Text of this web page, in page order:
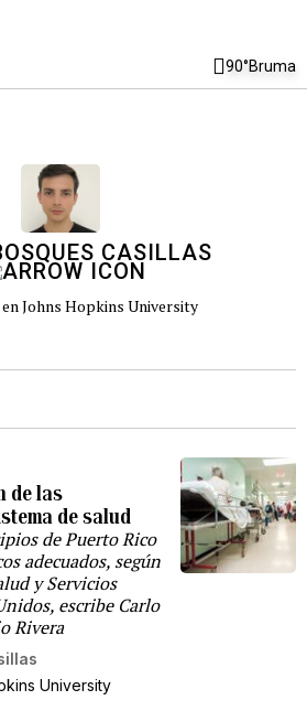
90°Bruma
CASILLAS
Johns Hopkins University
de las
de salud
de Puerto Rico
adecuados, según
y Servicios
escribe Carlo
Rivera
University